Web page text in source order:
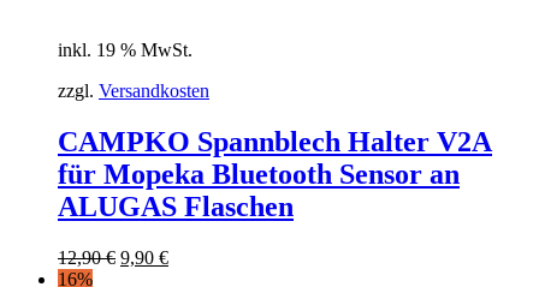
inkl. 19 % MwSt.
zzgl. Versandkosten
CAMPKO Spannblech Halter V2A
für Mopeka Bluetooth Sensor an
ALUGAS Flaschen
12,90€ 9,90 €
16%